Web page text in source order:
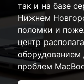
так и на базе
Нижнем
поломки и
центр
оборудованием
проблем